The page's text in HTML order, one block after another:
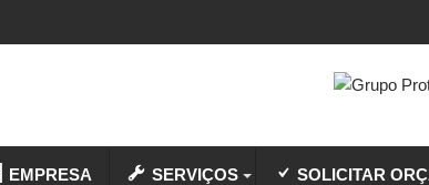
EMPRESA SERVIÇOS SOLICITAR